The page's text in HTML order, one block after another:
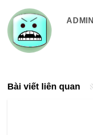
ADMIN
Bài viết liên quan